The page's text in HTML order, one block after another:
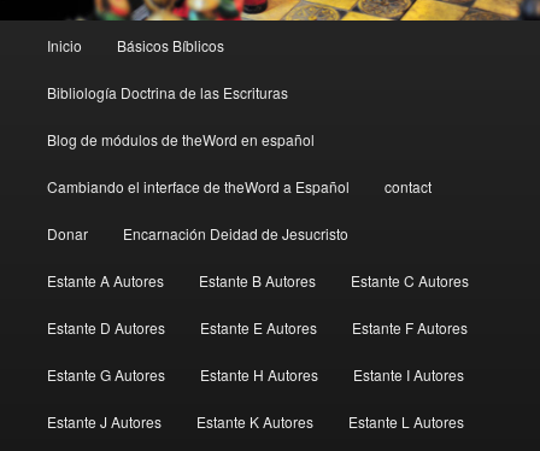
principal
Inicio Básicos Bíblicos
Bibliología Doctrina de las Escrituras
Blog de módulos de theWord en español
Cambiando el interface de theWord a Español contact
Donar Encarnación Deidad de Jesucristo
Estante A Autores Estante B Autores Estante C Autores
Estante D Autores Estante E Autores Estante F Autores
Estante G Autores Estante H Autores Estante I Autores
Estante J Autores Estante K Autores Estante L Autores